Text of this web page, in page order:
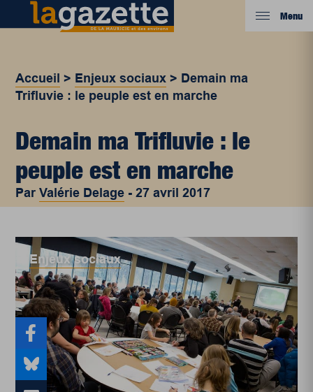
Menu
Accueil > Enjeux sociaux > Demain ma
Trifluvie : le peuple est en marche
Demain ma Trifluvie : le
peuple est en marche
ParValérie Delage -27 avril 2017
Enjeux sociaux